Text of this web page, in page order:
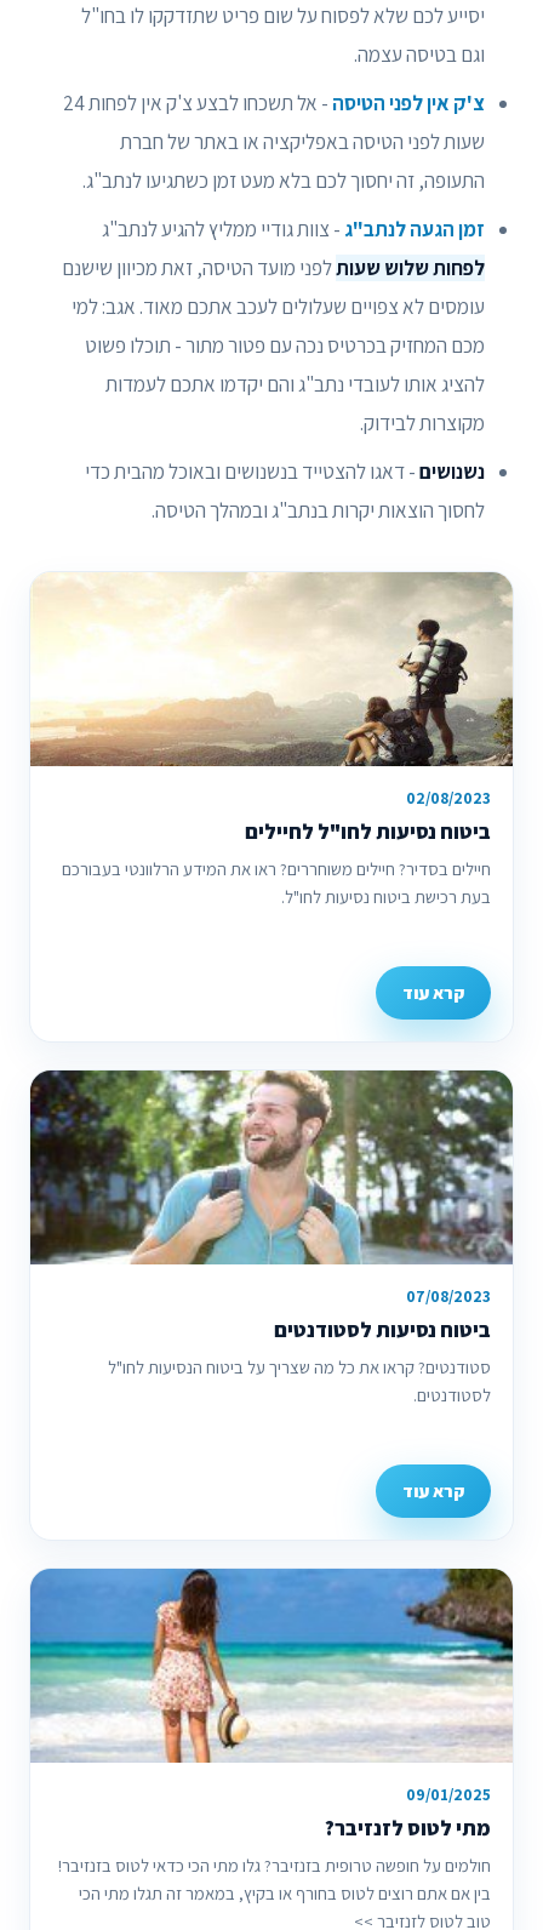
יסייע לכם שלא לפסוח על שום פריט שתזדקקו לו בחו"ל
וגם בטיסה עצמה.
צ'ק אין לפני הטיסה
- אל תשכחו לבצע צ'ק אין לפחות 24
שעות לפני הטיסה באפליקציה או באתר של חברת
התעופה, זה יחסוך לכם בלא מעט זמן כשתגיעו לנתב"ג.
זמן הגעה לנתב"ג - צוות גודיי ממליץ להגיע לנתב"ג
לפחות שלוש שעותלפני מועד הטיסה, זאת מכיוון שישנם
עומסים לא צפויים שעלולים לעכב אתכם מאוד. אגב: למי
מכם המחזיק בכרטיס נכה עם פטור מתור - תוכלו פשוט
להציג אותו לעובדי נתב"ג והם יקדמו אתכם לעמדות
מקוצרות לבידוק.
נשנושים- דאגו להצטייד בנשנושים ובאוכל מהבית כדי
לחסוך הוצאות יקרות בנתב"ג ובמהלך הטיסה.
02/08/2023
ביטוח נסיעות לחו"ל לחיילים
חיילים בסדיר? חיילים משוחררים? ראו את המידע הרלוונטי בעבורכם
בעת רכישת ביטוח נסיעות לחו"ל.
קרא עוד
07/08/2023
ביטוח נסיעות לסטודנטים
סטודנטים? קראו את כל מה שצריך על ביטוח הנסיעות לחו"ל
לסטודנטים.
קרא עוד
09/01/2025
מתי לטוס לזנזיבר?
חולמים על חופשה טרופית בזנזיבר? גלו מתי הכי כדאי לטוס בזנזיבר!
בין אם אתם רוצים לטוס בחורף או בקיץ, במאמר זה תגלו מתי הכי
טוב לטוס לזנזיבר >>